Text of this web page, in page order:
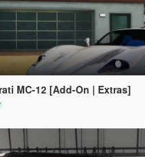
MC-12 [Add-On | Extras]